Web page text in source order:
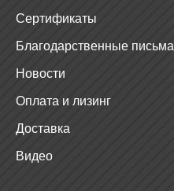
Сертификаты
Благодарственные письма
Новости
Оплата и лизинг
Доставка
Видео